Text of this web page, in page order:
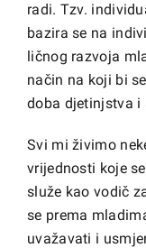
radi. Tzv.
bazira se na
ličnog razvoja
način na koji bi
doba djetinjstva i
Svi mi živimo
vrijednosti koje
služe kao vodič
se prema
uvažavati i